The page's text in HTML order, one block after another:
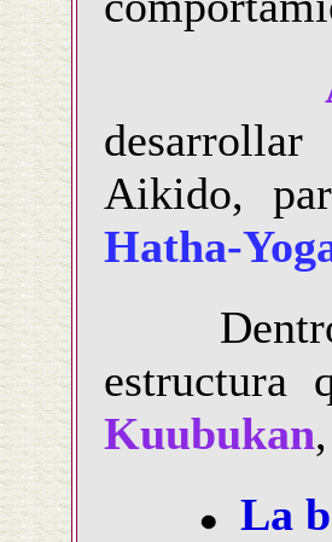
Aikido,
Hatha-
Dentro
estructura
Kuubukan
La